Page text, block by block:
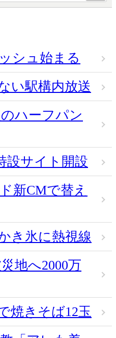
シュ始まる
い駅構内放送
のハーフパン
設サイト開設
新CMで替え
き氷に熱視線
地へ2000万
焼きそば12玉